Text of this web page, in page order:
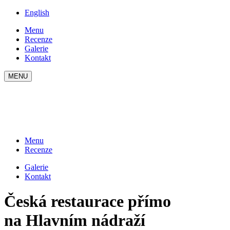
English
Menu
Recenze
Galerie
Kontakt
MENU
Menu
Recenze
Galerie
Kontakt
Česká restaurace přímo
na Hlavním nádraží